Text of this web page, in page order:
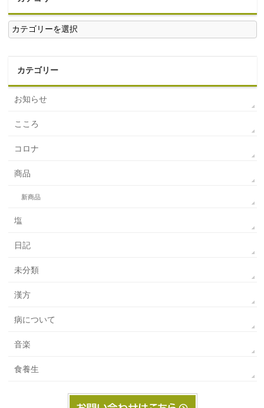
カ
テ
ゴ
カテゴリー
お知らせ
こころ
コロナ
商品
新商品
塩
日記
未分類
漢方
病について
音楽
食養生